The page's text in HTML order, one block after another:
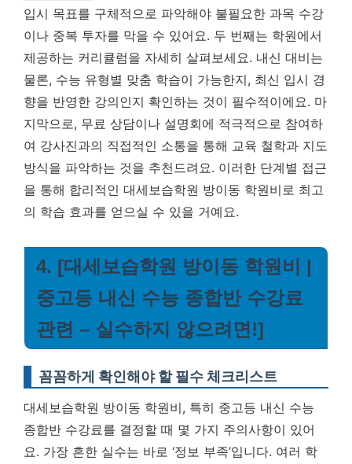
입시 목표를 구체적으로 파악해야 불필요한 과목 수강
이나 중복 투자를 막을 수 있어요. 두 번째는 학원에서
제공하는 커리큘럼을 자세히 살펴보세요. 내신 대비는
물론, 수능 유형별 맞춤 학습이 가능한지, 최신 입시 경
향을 반영한 강의인지 확인하는 것이 필수적이에요. 마
지막으로, 무료 상담이나 설명회에 적극적으로 참여하
여 강사진과의 직접적인 소통을 통해 교육 철학과 지도
방식을 파악하는 것을 추천드려요. 이러한 단계별 접근
을 통해 합리적인 대세보습학원 방이동 학원비로 최고
의 학습 효과를 얻으실 수 있을 거예요.
4. [대세보습학원 방이동 학원비 |
중고등 내신 수능 종합반 수강료
관련 – 실수하지 않으려면!]
꼼꼼하게 확인해야 할 필수 체크리스트
대세보습학원 방이동 학원비, 특히 중고등 내신 수능
종합반 수강료를 결정할 때 몇 가지 주의사항이 있어
요. 가장 흔한 실수는 바로 ‘정보 부족’입니다. 여러 학